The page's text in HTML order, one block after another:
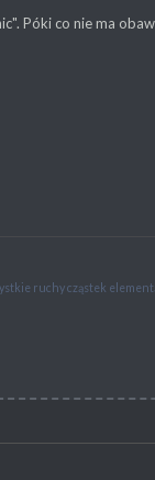
Póki co nie ma
ruchy cząstek